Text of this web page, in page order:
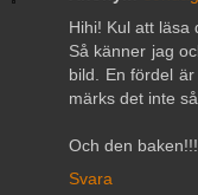
Hihi! Kul att läsa
Så känner jag
bild. En fördel
märks det inte
Och den baken!!!
Svara